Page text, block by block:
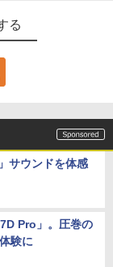
る
サウンドを体感
Pro」。圧巻の
験に